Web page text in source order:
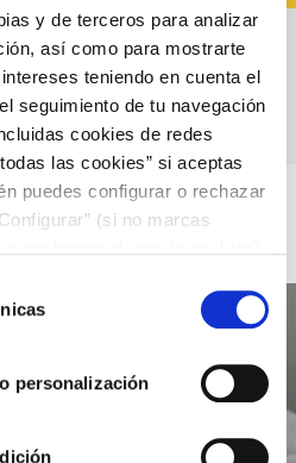
y de terceros para analizar
así como para mostrarte
teniendo en cuenta el
seguimiento de tu navegación
cookies de redes
las cookies” si aceptas
puedes configurar o rechazar
(si no marcas
personalización
con parmesano y
suave